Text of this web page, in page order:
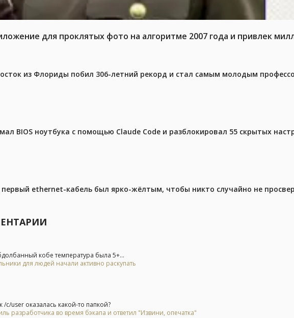
для проклятых фото на алгоритме 2007 года и привлек
из Флориды побил 306-летний рекорд и стал самым молодым
BIOS ноутбука с помощью Claude Code и разблокировал 55 скрытых
ethernet-кабель был ярко-жёлтым, чтобы никто случайно не
кобе температура была 5+...
для людей начали активно раскупать
/c/user оказалась какой-то папкой?
разработчика во время бэкапа и ответил "Извини, опечатка"